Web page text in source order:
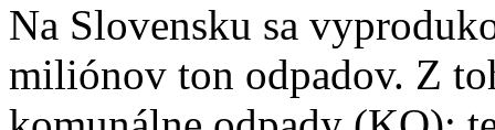
Na Slovensku sa
miliónov ton odpadov. Z